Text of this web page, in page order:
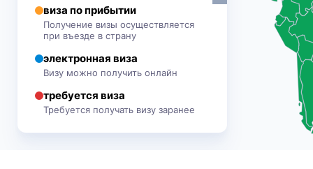
виза по прибытии
Получение визы осуществляется
при въезде в страну
электронная виза
Визу можно получить онлайн
требуется виза
Требуется получать визу заранее